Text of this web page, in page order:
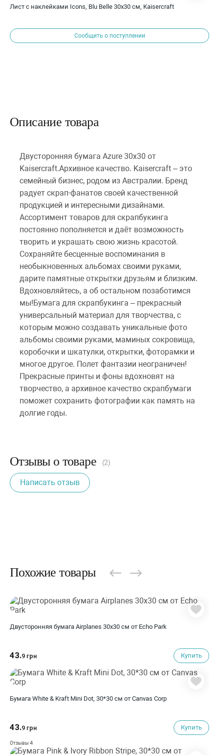
Лист с наклейками Icons, Blu Belle 30х30 см, Kaisercraft
Сообщить о поступлении
Описание товара
Двусторонняя бумага Azure 30х30 от
Kaisercraft.Архивное качество. Kaisercraft – это
семейный бизнес, родом из Австралии. Бренд
радует скрап-фанатов своей качественной
продукцией и интересными дизайнами.
Ассортимент товаров для скрапбукинга
постоянно пополняется и даёт возможность
творить и украшать свою жизнь красотой.
Сохраняйте бесценные воспоминания в
необыкновенных альбомах своими руками,
дарите памятные открытки друзьям и близким.
Вдохновляйтесь, а об остальном позаботимся
мы!Бумага для скрапбукинга – прекрасный
универсальный материал для творчества, с
которым можно создавать уникальные фото
альбомы своими руками, маминых сокровища,
коробочки и шкатулки, открытки, фоторамки и
многое другое. Полет фантазии неограничен!
Прекрасные принты и фоны вдохновят на
творчество, а архивное качество скрапбумаги
поможет сохранить фотографии как память на
долгие годы.
Отзывы о товаре (2)
Написать отзыв
Похожие товары
Двусторонняя бумага Airplanes 30х30 см от Echo Park
43.9 грн Купить
Бумага White & Kraft Mini Dot, 30*30 см от Canvas Corp
43.9 грн Купить
Отзывы 4